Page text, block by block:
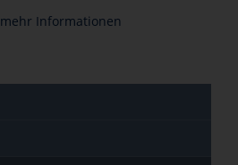
mehr Informationen